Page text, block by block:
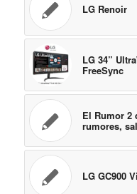
LG Renoir
LG 34”
FreeSync
El Rumor 2
rumores,
LG GC900